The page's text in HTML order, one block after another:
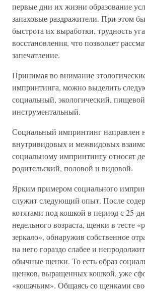
первые дни их жизни образование
запаховые раздражители. При этом
быстрота их выработки, трудность
восстановления, что позволяет
запечатление.
Принимая во внимание
импринтинга, можно выделить
социальный, экологический,
инструментальный.
Социальный импринтинг направлен
внутривидовых и межвидовых
социальному импринтингу относят
родительский, половой и видовой.
Ярким примером социального
служит следующий опыт. После
котятами под кошкой в период с 25-
недельного возраста, щенки в тесте
зеркало», обнаружив собственное
на него гораздо слабее и
обычные щенки. То есть образ
щенков, выращенных кошкой, уже
«кошачьим». Общаясь со щенками